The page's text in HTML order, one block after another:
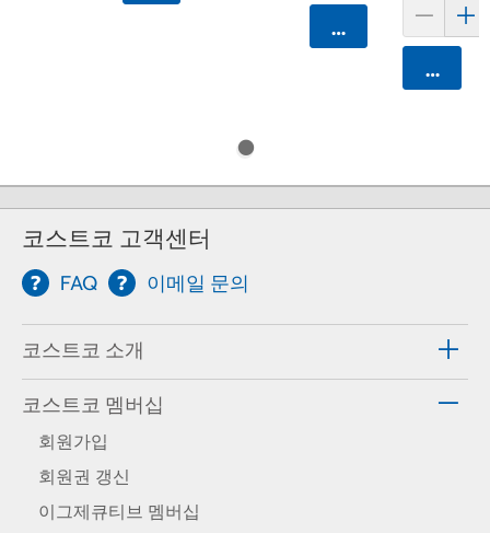
카트에 담기
카트에
코스트코 고객센터
FAQ 이메일 문의
코스트코 소개
코스트코 멤버십
회원가입
회원권 갱신
이그제큐티브 멤버십